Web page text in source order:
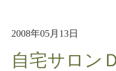
2008年05月13日
自宅サロン